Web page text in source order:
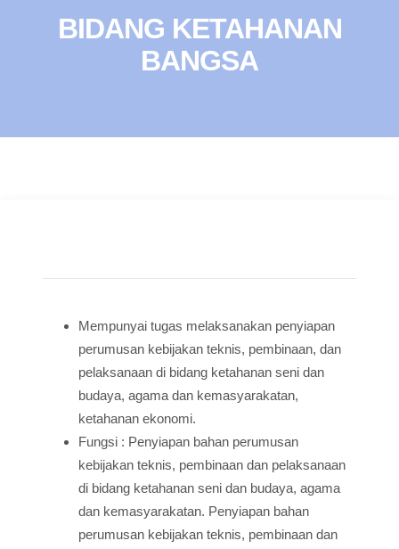
BIDANG KETAHANAN
BANGSA
Mempunyai tugas melaksanakan penyiapan
perumusan kebijakan teknis, pembinaan, dan
pelaksanaan di bidang ketahanan seni dan
budaya, agama dan kemasyarakatan,
ketahanan ekonomi.
Fungsi : Penyiapan bahan perumusan
kebijakan teknis, pembinaan dan pelaksanaan
di bidang ketahanan seni dan budaya, agama
dan kemasyarakatan. Penyiapan bahan
perumusan kebijakan teknis, pembinaan dan